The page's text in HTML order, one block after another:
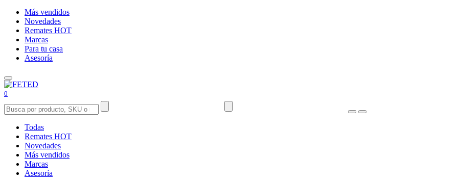
Más vendidos
Novedades
Remates HOT
Marcas
Para tu casa
Asesoría
0
Todas
Remates HOT
Novedades
Más vendidos
Marcas
Asesoría